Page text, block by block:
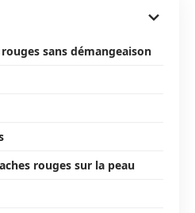
sans démangeaison
rouges sur la peau